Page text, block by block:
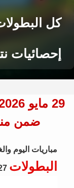
كل
إحصائيات
ضمن
مباريات اليوم
البطولات